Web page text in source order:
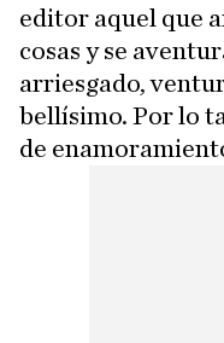
editor aquel que
cosas y se
arriesgado,
bellísimo. Por lo
de